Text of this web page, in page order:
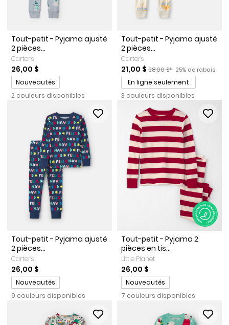
Tout-petit - Pyjama ajusté
2 pièces...
Carter's
26,00 $
Promotions
Nouveautés
2 couleurs disponibles
Tout-petit - Pyjama ajusté
2 pièces...
Carter's
Prix de solde
21,00 $ Prix ​​de détail suggéré par
28,00 $* Pourcentage de
25% de rabais
En ligne seulement
3 couleurs disponibles
Tout-petit - Pyjama ajusté
2 pièces...
Carter's
26,00 $
Promotions
Nouveautés
9 couleurs disponibles
Tout-petit - Pyjama 2
pièces en tis...
Little Planet
26,00 $
Promotions
Nouveautés
7 couleurs disponibles